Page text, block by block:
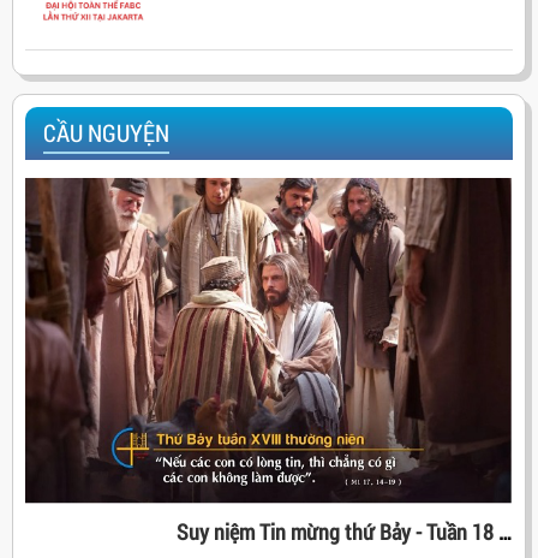
CẦU NGUYỆN
Suy niệm Tin mừng thứ Bảy - Tuần 18 - Thường niên (Mt 17, 14-19)